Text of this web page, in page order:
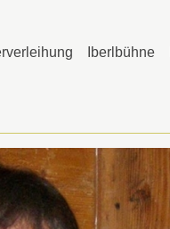
Iberlbühne